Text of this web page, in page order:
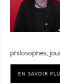
philosophes,
EN SAVOIR